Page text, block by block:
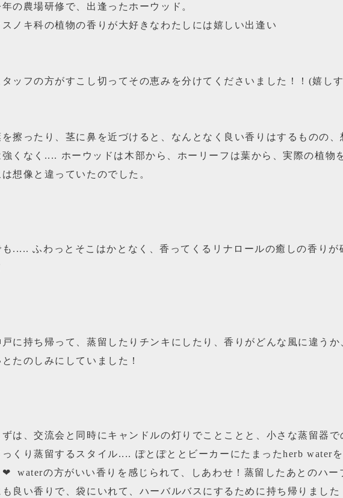
年の農場研修で、出逢ったホーウッド。
スノキ科の植物の香りが大好きなわたしには嬉しい出逢い
タッフの方がすこし切ってその恵みを分けてくださいました！！(嬉し
を擦ったり、茎に鼻を近づけると、なんとなく良い香りはするものの
強くなく.... ホーウッドは木部から、ホーリーフは葉から、実際の植物
は想像と違っていたのでした。
も..... ふわっとそこはかとなく、香ってくるリナロールの癒しの香りが
戸に持ち帰って、蒸留したりチンキにしたり、香りがどんな風に違う
とたのしみにしていました！
ずは、交流会と同時にキャンドルの灯りでことことと、小さな蒸留器
っくり蒸留するスタイル.... ぽとぽととビーカーにたまったherb water
❤︎ waterの方がいい香りを感じられて、しあわせ！蒸留したあとのハー
も良い香りで、袋にいれて、ハーバルバスにするために持ち帰りました